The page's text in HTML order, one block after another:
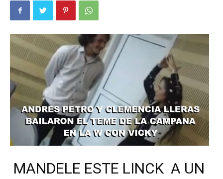
MANDELE ESTE LINCK A UN